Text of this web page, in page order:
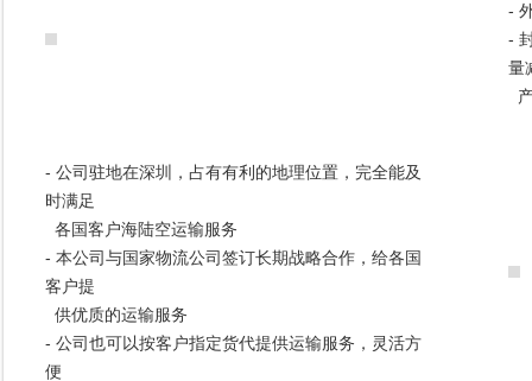
-
-
量
- 公司驻地在深圳，占有有利的地理位置，完全能及
时满足
各国客户海陆空运输服务
- 本公司与国家物流公司签订长期战略合作，给各国
客户提
供优质的运输服务
- 公司也可以按客户指定货代提供运输服务，灵活方
便